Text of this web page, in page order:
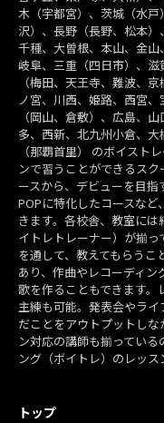
木（宇都宮）、茨城（水
沢）、長野（長野、松本）
千種、大曽根、本山、金山
岐阜、三重（四日市）、
（梅田、天王寺、難波、
ノ宮、川西、姫路、西宮
（岡山、倉敷）、広島、
多、西新、北九州小倉、
（那覇首里） のボイスト
ンで習うことができるス
ースから、デビューを目
POPに特化したコースな
きます。各校舎、教室に
イトレトレーナー）が揃
を通して、教えてもらう
あり、作曲やレコーディ
歌を作ることもできます
主練も可能。発表会やラ
だことをアウトプットし
ン対応の講師も揃ってい
ング（ボイトレ）のレッス
トップ